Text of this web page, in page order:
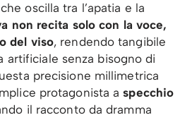
oscilla tra l’apatia e la
non recita solo con la voce,
del viso, rendendo tangibile
artificiale senza bisogno di
precisione millimetrica
protagonista aspecchio
il racconto da dramma